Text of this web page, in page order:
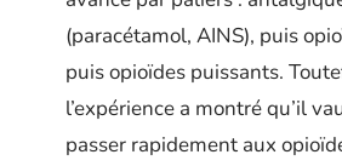
(paracétamol, AINS), puis
puis opioïdes puissants.
l’expérience a montré qu’il
passer rapidement aux